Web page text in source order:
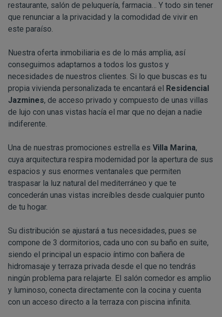
restaurante, salón de peluquería, farmacia… Y todo sin tener
que renunciar a la privacidad y la comodidad de vivir en
este paraíso.
Nuestra oferta inmobiliaria es de lo más amplia, así
conseguimos adaptarnos a todos los gustos y
necesidades de nuestros clientes. Si lo que buscas es tu
propia vivienda personalizada te encantará el Residencial
Jazmines, de acceso privado y compuesto de unas villas
de lujo con unas vistas hacía el mar que no dejan a nadie
indiferente.
Una de nuestras promociones estrella es Villa Marina,
cuya arquitectura respira modernidad por la apertura de sus
espacios y sus enormes ventanales que permiten
traspasar la luz natural del mediterráneo y que te
concederán unas vistas increíbles desde cualquier punto
de tu hogar.
Su distribución se ajustará a tus necesidades, pues se
compone de 3 dormitorios, cada uno con su baño en suite,
siendo el principal un espacio íntimo con bañera de
hidromasaje y terraza privada desde el que no tendrás
ningún problema para relajarte. El salón comedor es amplio
y luminoso, conecta directamente con la cocina y cuenta
con un acceso directo a la terraza con piscina infinita.